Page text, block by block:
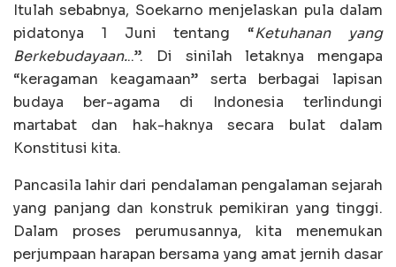
Itulah sebabnya, Soekarno menjelaskan pula dalam
pidatonya 1 Juni tentang “Ketuhanan yang
Berkebudayaan...”. Di sinilah letaknya mengapa
“keragaman keagamaan” serta berbagai lapisan
budaya ber-agama di Indonesia terlindungi
martabat dan hak-haknya secara bulat dalam
Konstitusi kita.
Pancasila lahir dari pendalaman pengalaman sejarah
yang panjang dan konstruk pemikiran yang tinggi.
Dalam proses perumusannya, kita menemukan
perjumpaan harapan bersama yang amat jernih dasar